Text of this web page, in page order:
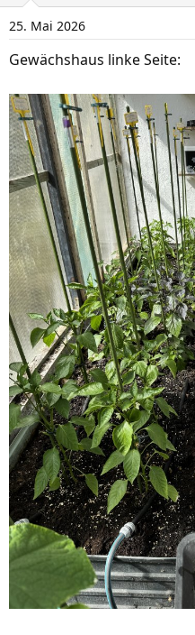
i
o
n
n
:
25. Mai 2026
Gewächshaus linke Seite: